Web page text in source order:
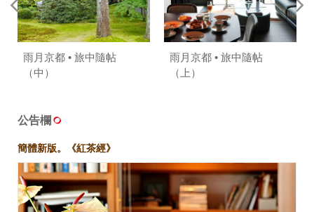
雨月京都 • 旅中隨帖
（中）
雨月京都 • 旅中隨帖
（上）
公告欄
簡體新版。《紅茶經》